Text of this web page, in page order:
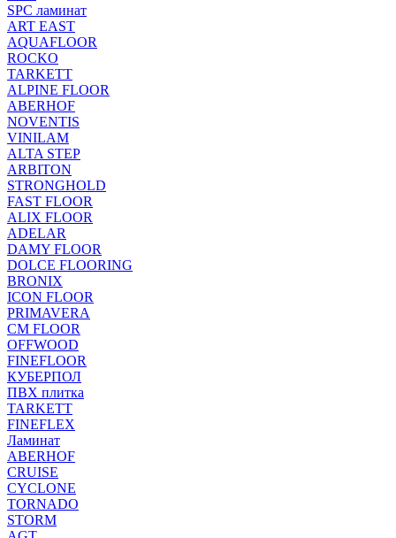
SPC ламинат
ART EAST
AQUAFLOOR
ROCKO
TARKETT
ALPINE FLOOR
ABERHOF
NOVENTIS
VINILAM
ALTA STEP
ARBITON
STRONGHOLD
FAST FLOOR
ALIX FLOOR
ADELAR
DAMY FLOOR
DOLCE FLOORING
BRONIX
ICON FLOOR
PRIMAVERA
CM FLOOR
OFFWOOD
FINEFLOOR
КУБЕРПОЛ
ПВХ плитка
TARKETT
FINEFLEX
Ламинат
ABERHOF
CRUISE
CYCLONE
TORNADO
STORM